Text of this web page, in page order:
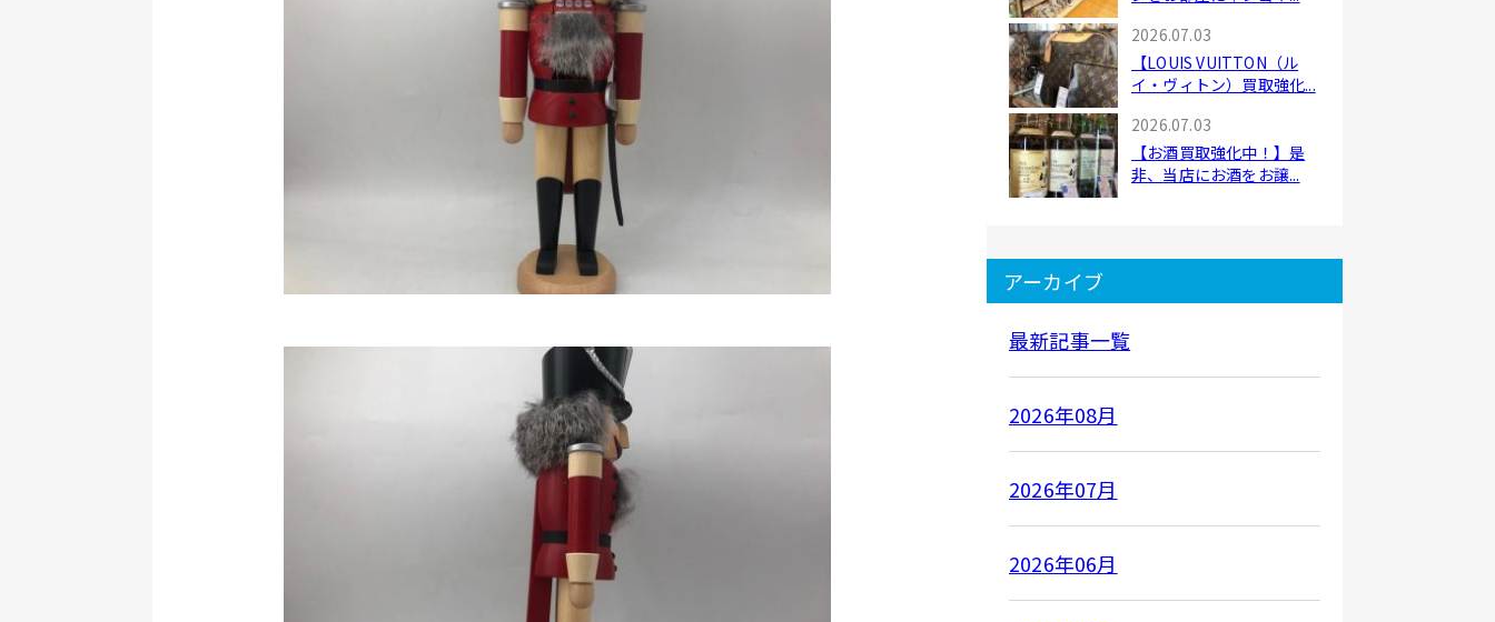
2026.07.03
【LOUIS VUITTON（ル
イ・ヴィトン）買取強化...
2026.07.03
【お酒買取強化中！】是
非、当店にお酒をお譲...
アーカイブ
最新記事一覧
2026年08月
2026年07月
2026年06月